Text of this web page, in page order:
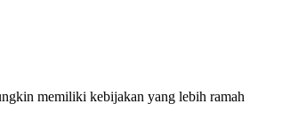
memiliki kebijakan yang lebih ramah